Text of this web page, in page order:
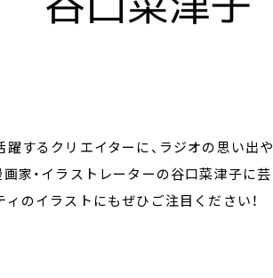
するクリエイターに、ラジオの思い出や
家・イラストレーターの谷口菜津子に芸
のイラストにもぜひご注目ください！